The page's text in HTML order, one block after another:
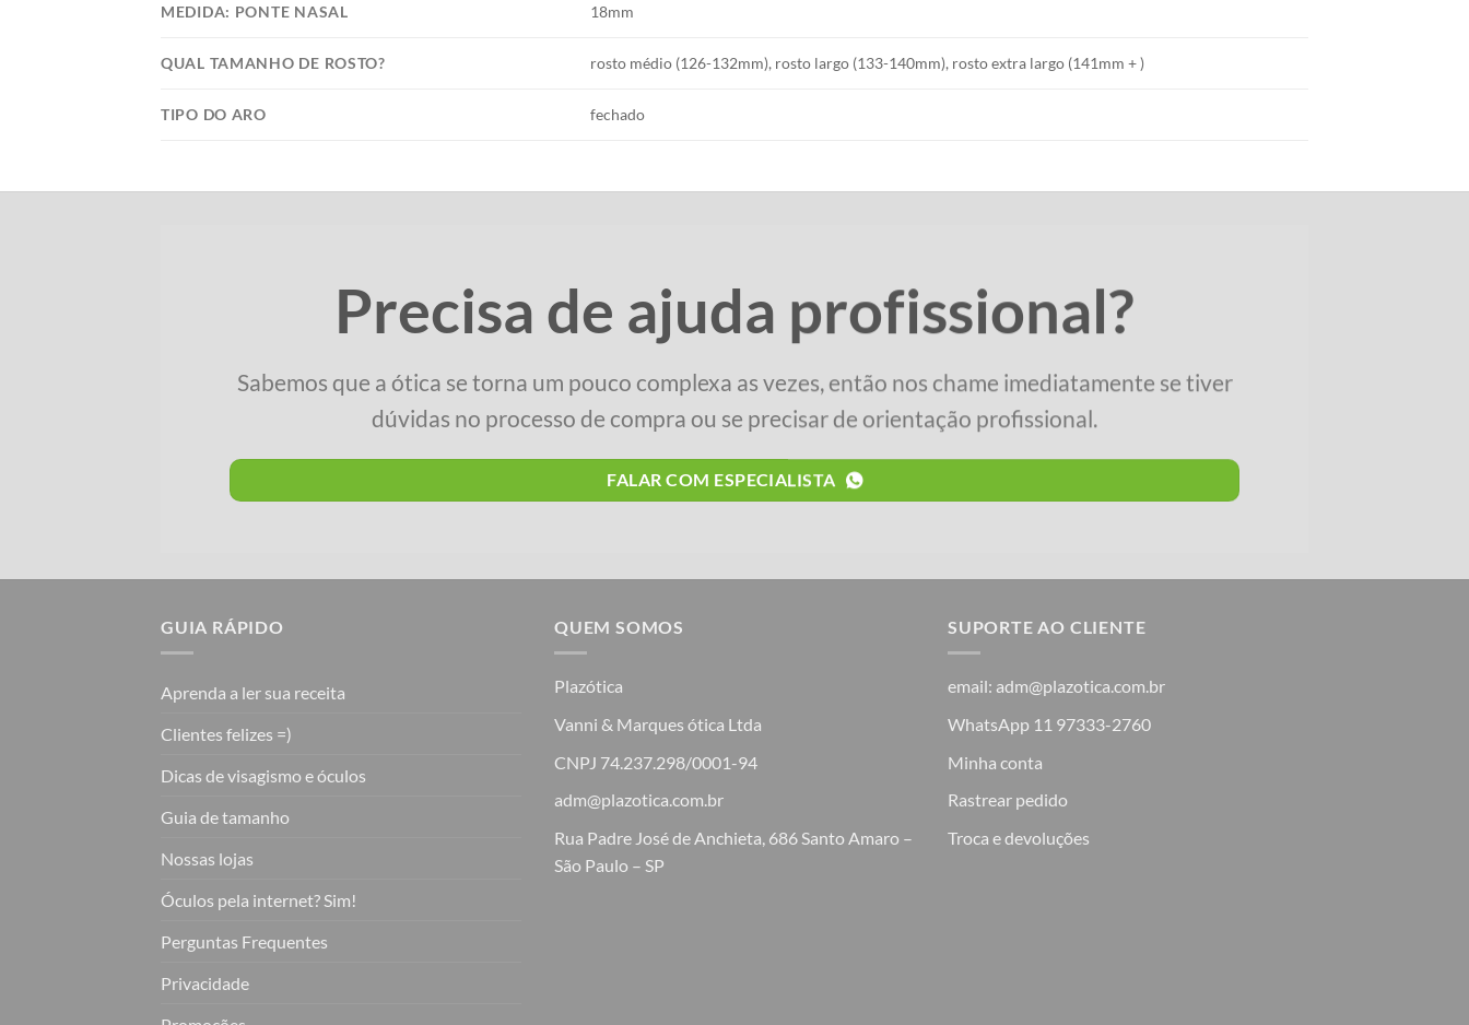
MEDIDA: PONTE NASAL 18mm
QUAL TAMANHO DE ROSTO? rosto médio (126-132mm), rosto largo (133-140mm), rosto extra largo (141mm + )
TIPO DO ARO fechado
Precisa de ajuda profissional?
Sabemos que a ótica se torna um pouco complexa as vezes, então nos chame imediatamente se tiver
dúvidas no processo de compra ou se precisar de orientação profissional.
FALAR COM ESPECIALISTA
GUIA RÁPIDO
Aprenda a ler sua receita
Clientes felizes =)
Dicas de visagismo e óculos
Guia de tamanho
Nossas lojas
Óculos pela internet? Sim!
Perguntas Frequentes
Privacidade
QUEM SOMOS
Plazótica
Vanni & Marques ótica Ltda
CNPJ 74.237.298/0001-94
adm@plazotica.com.br
Rua Padre José de Anchieta, 686 Santo Amaro –
São Paulo – SP
SUPORTE AO CLIENTE
email: adm@plazotica.com.br
WhatsApp 11 97333-2760
Minha conta
Rastrear pedido
Troca e devoluções